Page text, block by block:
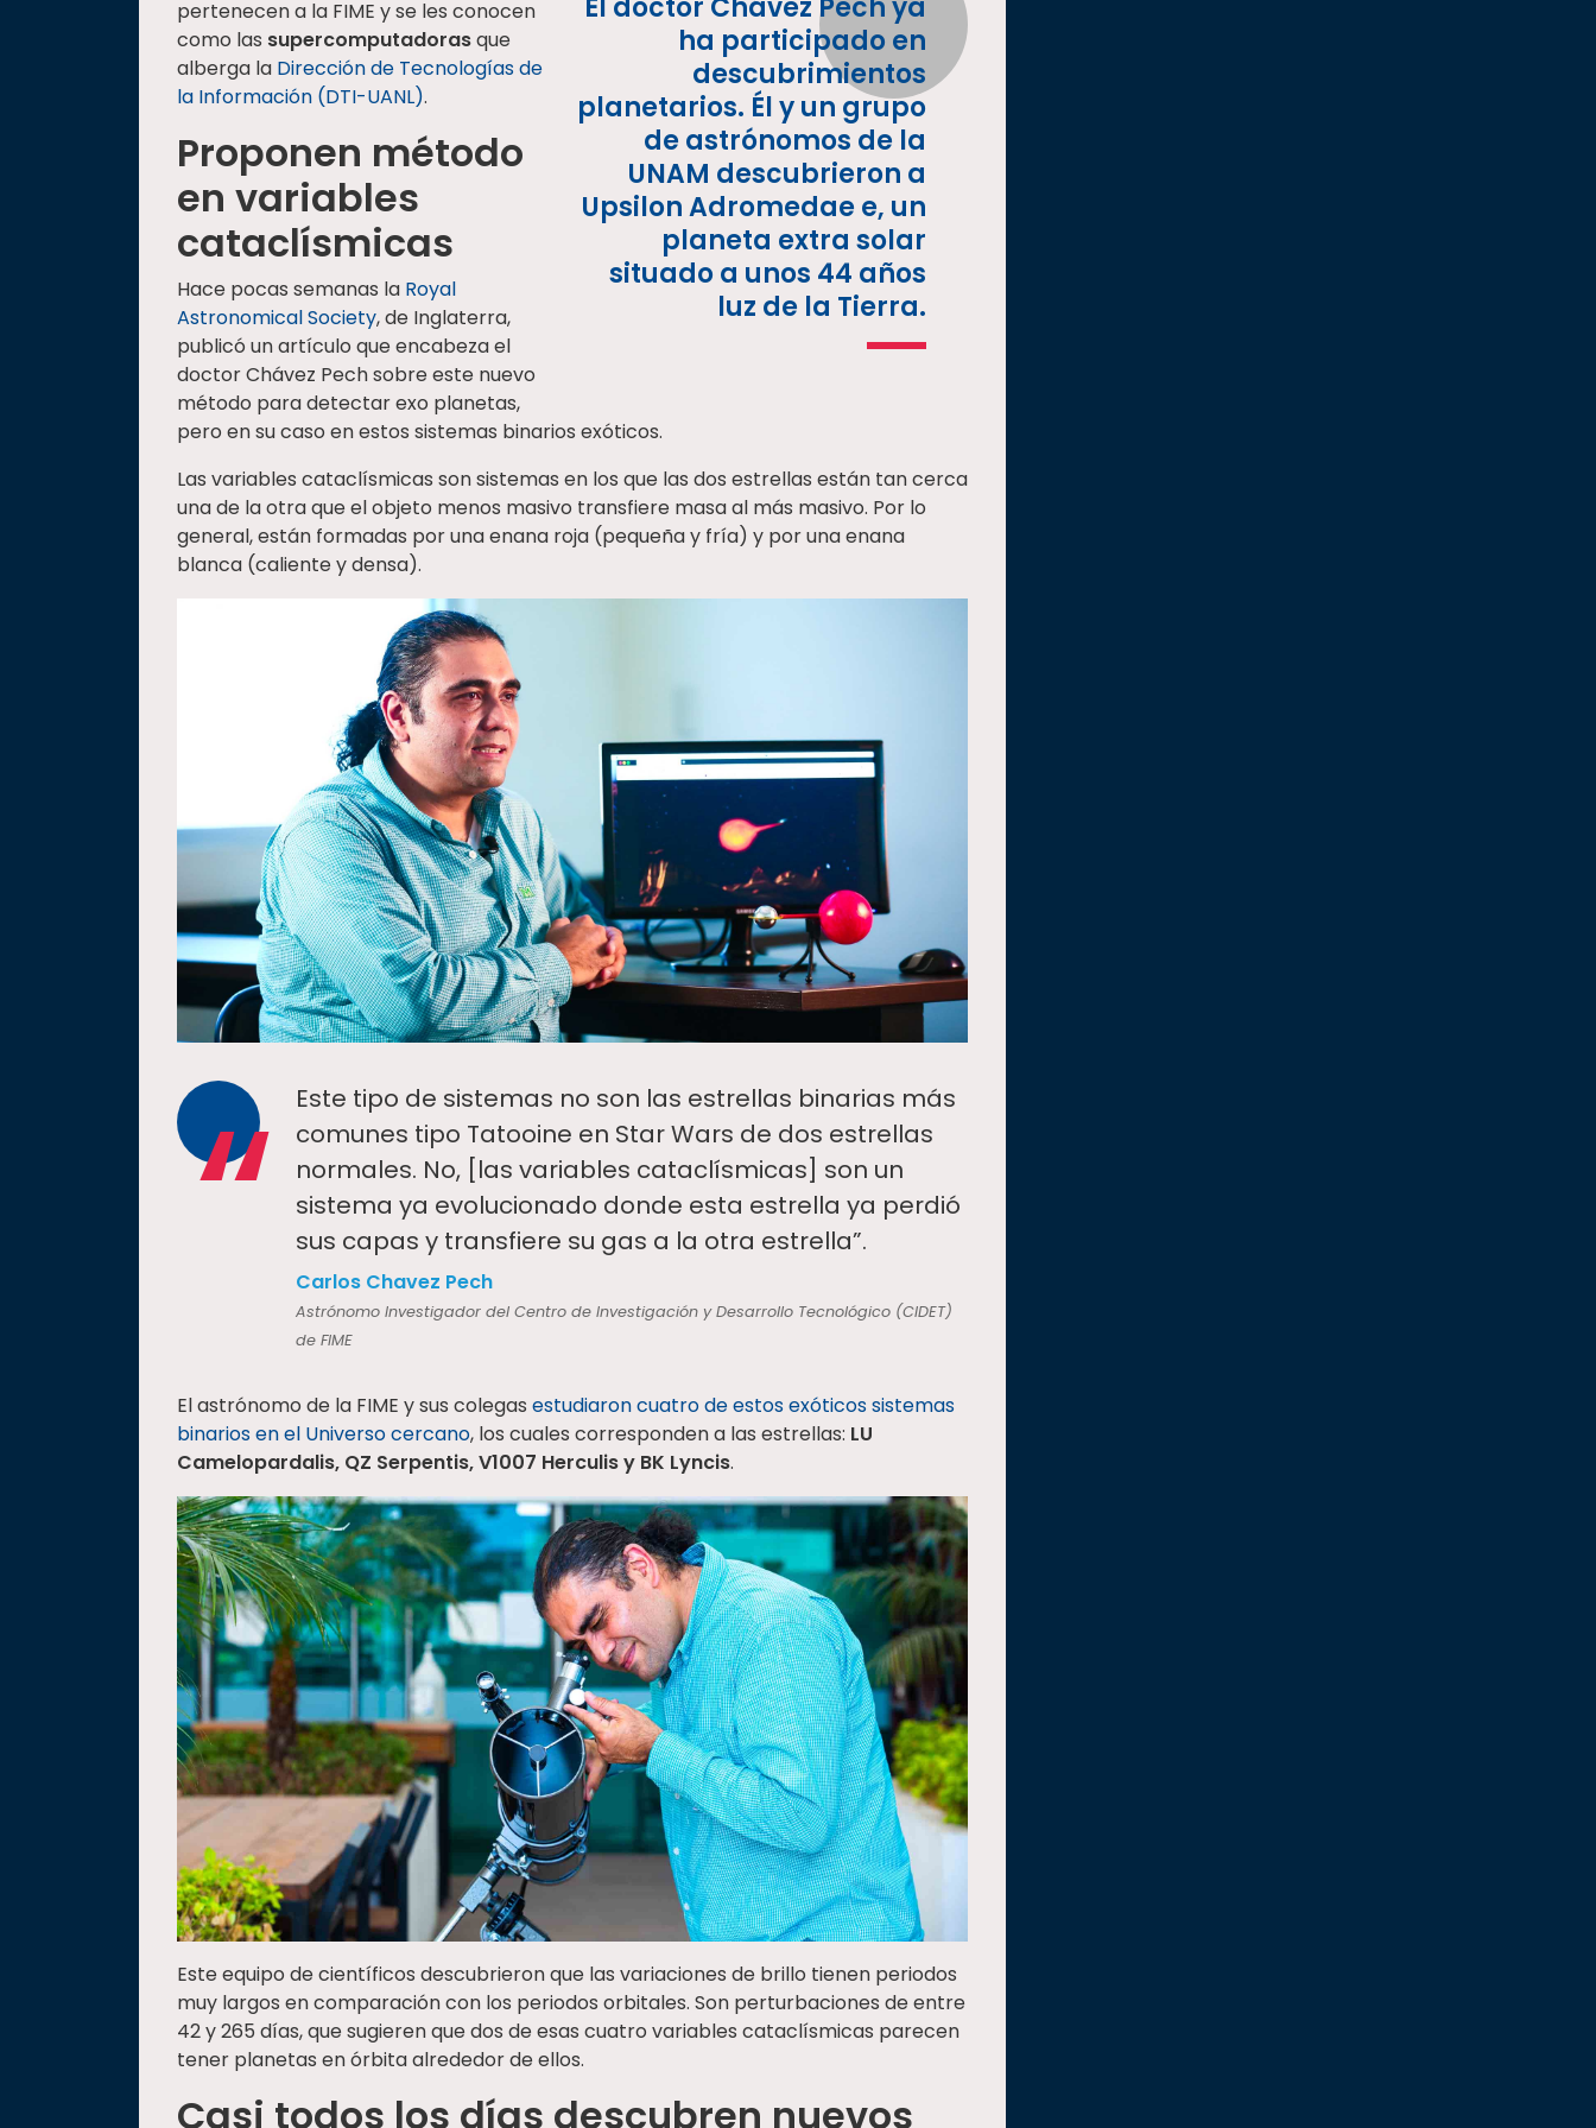
ha participado en
descubrimientos
planetarios. Él y un grupo
de astrónomos de la
UNAM descubrieron a
Upsilon Adromedae e, un
planeta extra solar
situado a unos 44 años
luz de la Tierra.
pertenecen a la FIME y se les conocen
como las supercomputadorasque
alberga la Dirección de Tecnologías de
la Información (DTI-UANL).
Proponen método
en variables
cataclísmicas
Hace pocas semanas la Royal
Astronomical Society, de Inglaterra,
publicó un artículo que encabeza el
doctor Chávez Pech sobre este nuevo
método para detectar exo planetas,
pero en su caso en estos sistemas binarios exóticos.
Las variables cataclísmicas son sistemas en los que las dos estrellas están tan cerca
una de la otra que el objeto menos masivo transfiere masa al más masivo. Por lo
general, están formadas por una enana roja (pequeña y fría) y por una enana
blanca (caliente y densa).
“
Este tipo de sistemas no son las estrellas binarias más
comunes tipo Tatooine en Star Wars de dos estrellas
normales. No, [las variables cataclísmicas] son un
sistema ya evolucionado donde esta estrella ya perdió
sus capas y transfiere su gas a la otra estrella”.
Carlos Chavez Pech
Astrónomo Investigador del Centro de Investigación y Desarrollo Tecnológico (CIDET)
de FIME
El astrónomo de la FIME y sus colegas estudiaron cuatro de estos exóticos sistemas
binarios en el Universo cercano, los cuales corresponden a las estrellas: LU
Camelopardalis, QZ Serpentis, V1007 Herculis y BK Lyncis.
Este equipo de científicos descubrieron que las variaciones de brillo tienen periodos
muy largos en comparación con los periodos orbitales. Son perturbaciones de entre
42 y 265 días, que sugieren que dos de esas cuatro variables cataclísmicas parecen
tener planetas en órbita alrededor de ellos.
Casi todos los días descubren nuevos